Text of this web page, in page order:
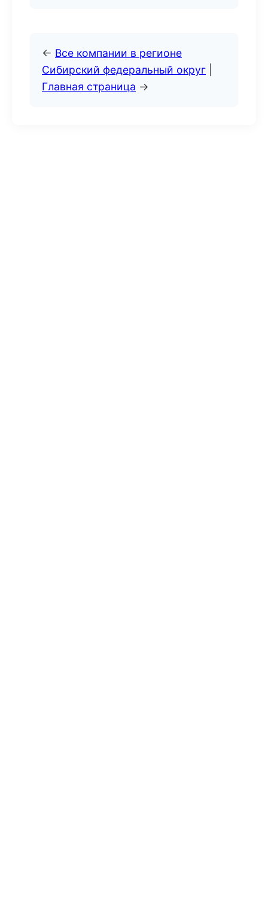
← Все компании в регионе
Сибирский федеральный округ
Главная страница →